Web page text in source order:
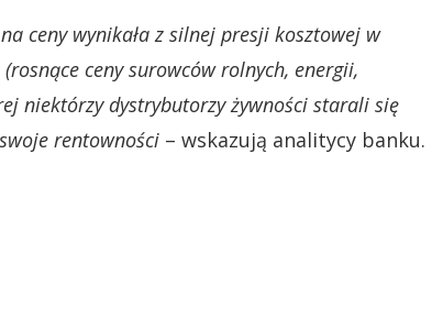
ceny wynikała z silnej presji kosztowej w
ceny surowców rolnych, energii,
niektórzy dystrybutorzy żywności starali się
rentowności – wskazują analitycy banku.